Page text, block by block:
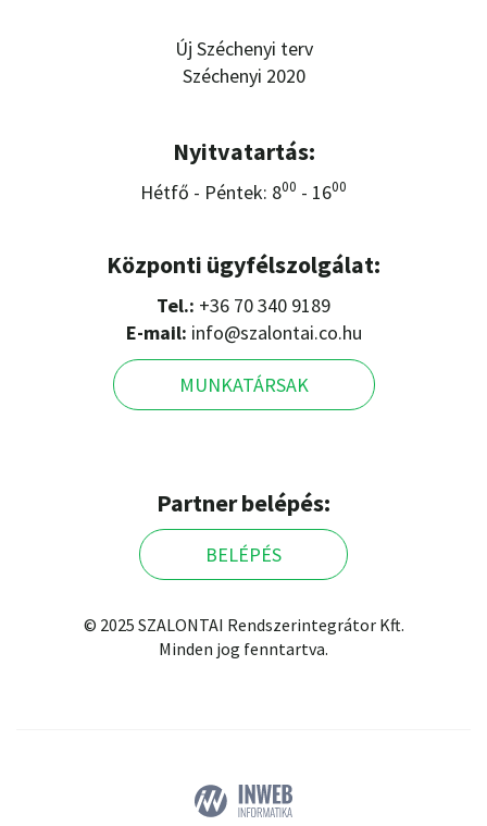
Új Széchenyi terv
Széchenyi 2020
Nyitvatartás:
Hétfő - Péntek: 800 - 1600
Központi ügyfélszolgálat:
Tel.: +36 70 340 9189
E-mail: info@szalontai.co.hu
MUNKATÁRSAK
Partner belépés:
BELÉPÉS
© 2025 SZALONTAI Rendszerintegrátor Kft.
Minden jog fenntartva.